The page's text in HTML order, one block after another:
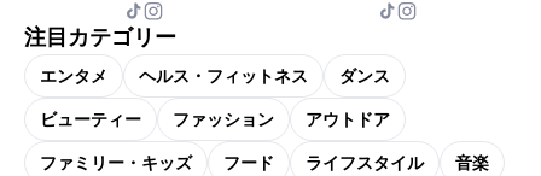
注目カテゴリー
エンタメ ヘルス・フィットネス ダンス
ビューティー ファッション アウトドア
ファミリー・キッズ フード ライフスタイル 音楽